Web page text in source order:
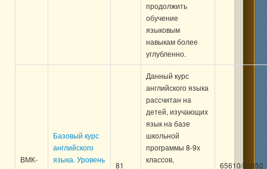
продолжить
обучение
языковым
навыкам более
углубленно.
ВМК-
Базовый курс
английского
языка. Уровень
81
Данный курс
английского языка
рассчитан на
детей, изучающих
язык на базе
школьной
программы 8-9х
классов,
65610/85050